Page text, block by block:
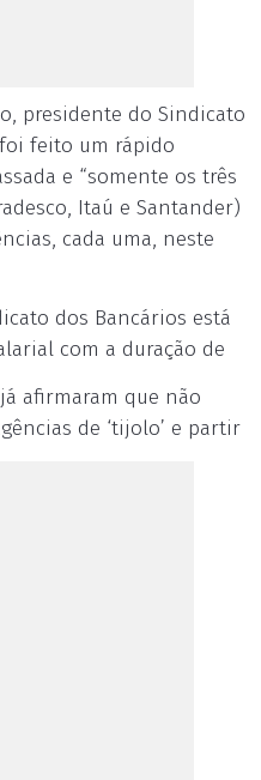
presidente do Sindicato
feito um rápido
e “somente os três
Itaú e Santander)
cada uma, neste
dos Bancários está
com a duração de
afirmaram que não
de ‘tijolo’ e partir